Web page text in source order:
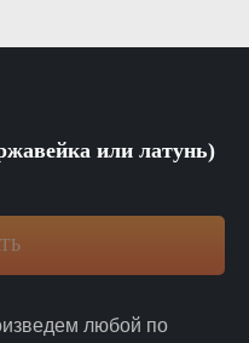
или латунь)
любой по